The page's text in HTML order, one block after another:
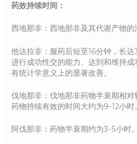
药效持续时间：
西地那非：西地那非及其代谢产物的
他达拉非：服药后短至16分钟，长达
进行成功性交的能力、达到和维持
有统计学意义上的显著改善。
伐地那非：伐地那非药物半衰期相
药物持续有效的时间大约为9-12小时
阿伐那非：药物半衰期约为3-5小时。